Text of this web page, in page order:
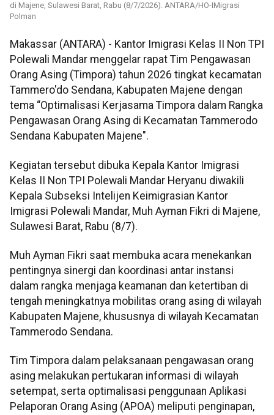
di Majene, Sulawesi Barat, Rabu (8/7/2026). ANTARA/HO-IMigrasi
Polman
Makassar (ANTARA) - Kantor Imigrasi Kelas II Non TPI
Polewali Mandar menggelar rapat Tim Pengawasan
Orang Asing (Timpora) tahun 2026 tingkat kecamatan
Tammero'do Sendana, Kabupaten Majene dengan
tema “Optimalisasi Kerjasama Timpora dalam Rangka
Pengawasan Orang Asing di Kecamatan Tammerodo
Sendana Kabupaten Majene".
Kegiatan tersebut dibuka Kepala Kantor Imigrasi
Kelas II Non TPI Polewali Mandar Heryanu diwakili
Kepala Subseksi Intelijen Keimigrasian Kantor
Imigrasi Polewali Mandar, Muh Ayman Fikri di Majene,
Sulawesi Barat, Rabu (8/7).
Muh Ayman Fikri saat membuka acara menekankan
pentingnya sinergi dan koordinasi antar instansi
dalam rangka menjaga keamanan dan ketertiban di
tengah meningkatnya mobilitas orang asing di wilayah
Kabupaten Majene, khususnya di wilayah Kecamatan
Tammerodo Sendana.
Tim Timpora dalam pelaksanaan pengawasan orang
asing melakukan pertukaran informasi di wilayah
setempat, serta optimalisasi penggunaan Aplikasi
Pelaporan Orang Asing (APOA) meliputi penginapan,